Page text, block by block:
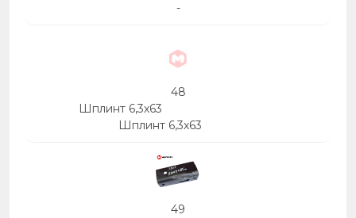
-
48
Шплинт 6,3х63
Шплинт 6,3х63
49